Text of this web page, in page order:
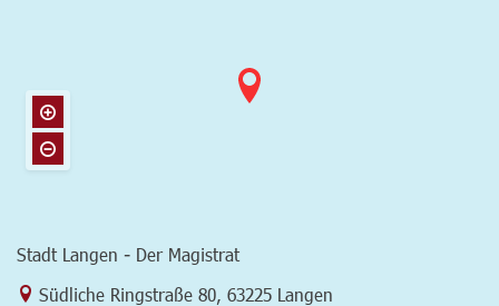
Stadt Langen - Der Magistrat
Link zur Google-Maps Navigation
Südliche Ringstraße 80 63225 Langen